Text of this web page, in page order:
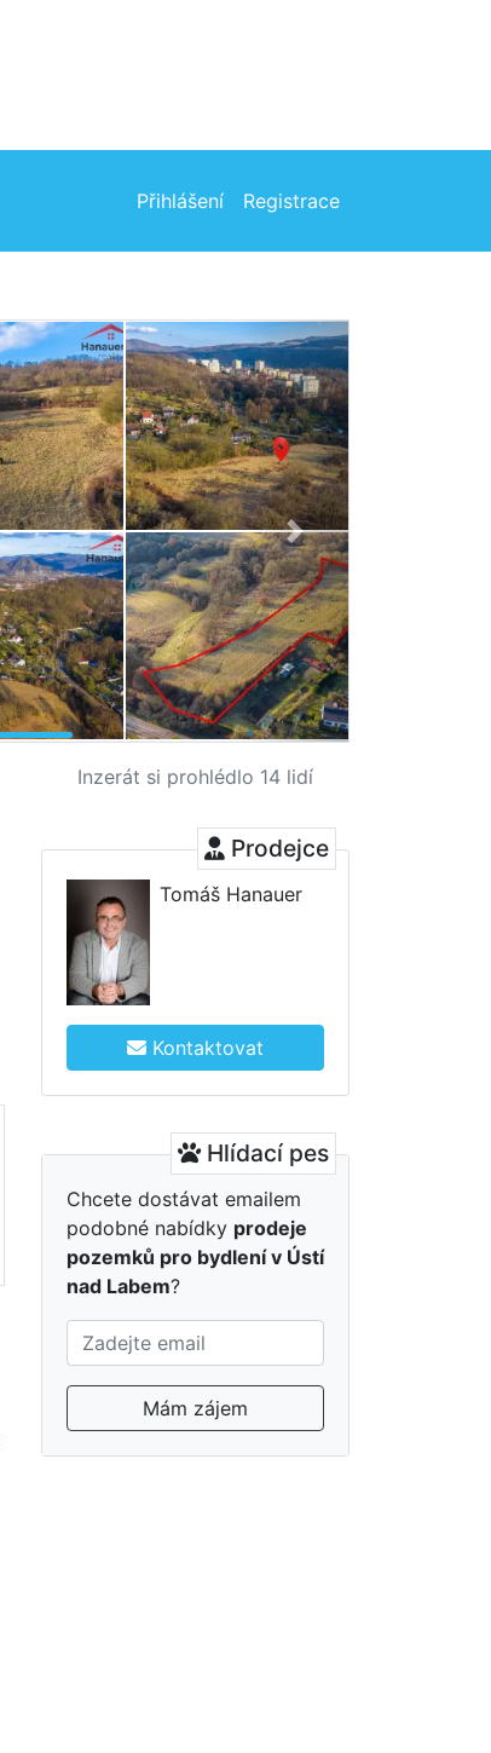
Přihlášení Registrace
Inzerát si prohlédlo 14 lidí
Prodejce
Tomáš Hanauer
Kontaktovat
Hlídací pes
Chcete dostávat emailem
podobné nabídky prodeje
pozemků pro bydlení v Ústí
nad Labem?
Mám zájem